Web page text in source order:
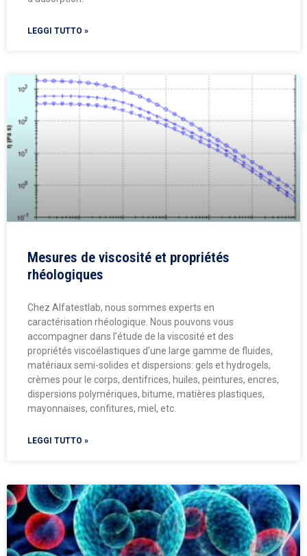
LEGGI TUTTO »
Mesures de viscosité et propriétés
rhéologiques
Chez Alfatestlab, nous sommes experts en
caractérisation rhéologique. Nous pouvons vous
accompagner dans l’étude de la viscosité et des
propriétés viscoélastiques d’une large gamme de fluides,
matériaux semi-solides et dispersions: gels et hydrogels,
crèmes pour le corps, dentifrices, huiles, peintures, encres,
dispersions polymériques, bitume, matières plastiques,
mayonnaises, confitures, miel, etc.
LEGGI TUTTO »